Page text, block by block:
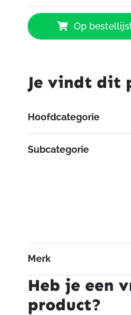
Yamaha
Comfort
duo
700
Op
Je vindt dit
Hoofdcategorie
Subcategorie
Merk
Heb je een
product?